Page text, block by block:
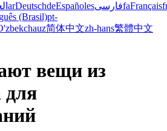
arDeutschdeEspañolesفارسیfaFrançais
(Brasil)pt-
uz简体中文zh-hans繁體中文
вещи из
для